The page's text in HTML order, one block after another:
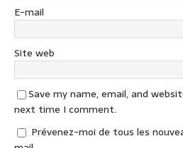
E-mail
Site web
Save my name, email, and
next time I comment.
Prévenez-moi de tous les